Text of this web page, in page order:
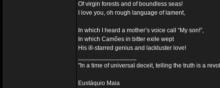
Of virgin forests and of boundless seas!
I love you, oh rough language of lament,
In which I heard a mother’s voice call “My son!”,
In which Camões in bitter exile wept
His ill-starred genius and lackluster love!
"In a time of universal deceit, telling the truth is a
Eustáquio Maia